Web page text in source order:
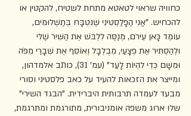
כחוויה שראוי לטאטא מתחת לשטיח, להקטין או
להכחיש. "אֲנִי הַפָלַסְטִינִי שֶׁנִּטְבָּח בְּתַשְׁלוּמִים,
עוֹמֵד כָּאן עֵירֹם, מְנַסֶּה לִלְבֹּשׁ אֶת הַשִּׁיר שֶׁלִּי
וּלְהַסְתִּיר אֶת פְּצָעַי, מְבֻלְבָּל וְאוֹסֵף אֶת שְׁבָרַי מִפֹּה
וּמִשָּׁם כְּדֵי לִהְיוֹת לָעַד" (עמ' 31), כותב אלמדהון,
ומייצר את הזכאות להעיד על כאב פלסטיני וסורי
מבעד לעמדה תרבותית היברידית. "הבגד השירי"
שלו ארוג משפה אומניבורית, מתורגמת ומתרגמת,